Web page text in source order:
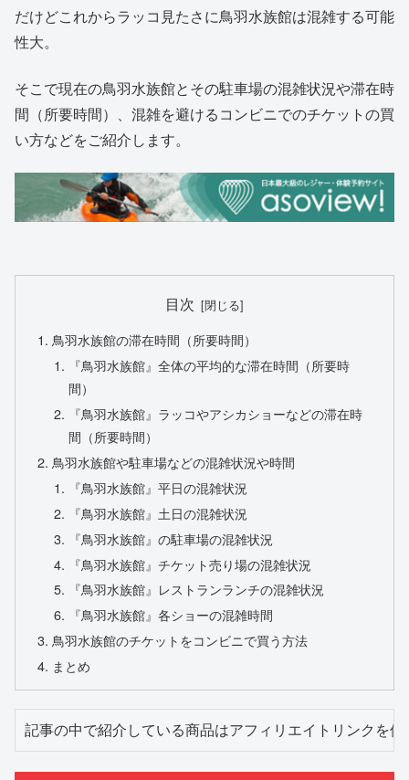
だけどこれからラッコ見たさに鳥羽水族館は混雑する可能
性大。
そこで現在の鳥羽水族館とその駐車場の混雑状況や滞在時
間（所要時間）、混雑を避けるコンビニでのチケットの買
い方などをご紹介します。
目次
鳥羽水族館の滞在時間（所要時間）
『鳥羽水族館』全体の平均的な滞在時間（所要時
間）
『鳥羽水族館』ラッコやアシカショーなどの滞在時
間（所要時間）
鳥羽水族館や駐車場などの混雑状況や時間
『鳥羽水族館』平日の混雑状況
『鳥羽水族館』土日の混雑状況
『鳥羽水族館』の駐車場の混雑状況
『鳥羽水族館』チケット売り場の混雑状況
『鳥羽水族館』レストランランチの混雑状況
『鳥羽水族館』各ショーの混雑時間
鳥羽水族館のチケットをコンビニで買う方法
まとめ
記事の中で紹介している商品はアフィリエイトリンクを